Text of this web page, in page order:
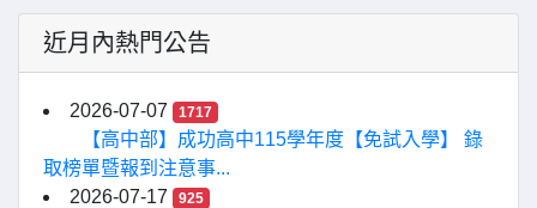
近月內熱門公告
2026-07-07 1717
【高中部】成功高中115學年度【免試入學】 錄
取榜單暨報到注意事...
2026-07-17
925